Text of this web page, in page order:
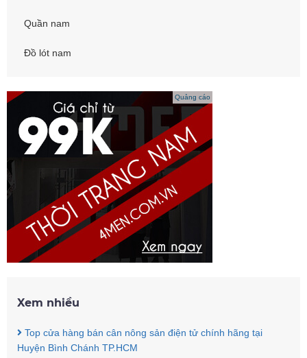
Quần nam
Đồ lót nam
Quảng cáo
Xem nhiều
Top cửa hàng bán cân nông sản điện tử chính hãng tại
Huyện Bình Chánh TP.HCM